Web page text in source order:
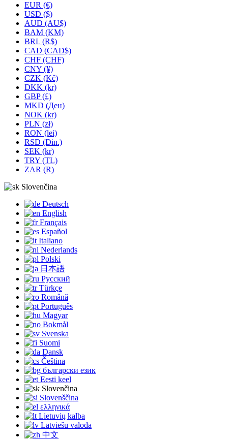
EUR (€)
USD ($)
AUD (AU$)
BAM (KM)
BRL (R$)
CAD (CAD$)
CHF (CHF)
CNY (¥)
CZK (Kč)
DKK (kr)
GBP (£)
MKD (Ден)
NOK (kr)
PLN (zł)
RON (lei)
RSD (Din.)
SEK (kr)
TRY (TL)
ZAR (R)
Slovenčina
Deutsch
English
Français
Español
Italiano
Nederlands
Polski
日本語
Русский
Türkçe
Română
Português
Magyar
Bokmål
Svenska
Suomi
Dansk
Čeština
български език
Eesti keel
Slovenčina
Slovenščina
ελληνικά
Lietuvių kalba
Latviešu valoda
中文